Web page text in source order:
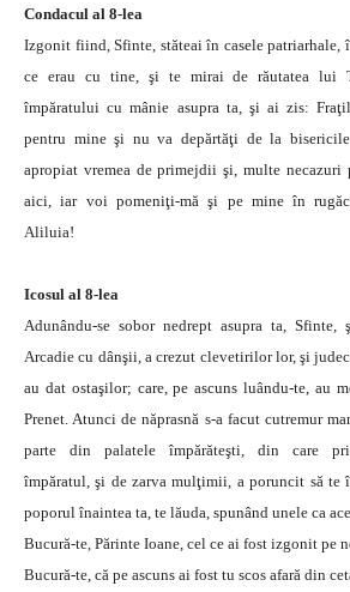
Condacul al 8-lea
Izgonit fiind, Sfinte, stăteai în casele patriarhale,
ce erau cu tine, şi te mirai de răutatea lui
împăratului cu mânie asupra ta, şi ai zis:
pentru mine şi nu va depărtăţi de la
apropiat vremea de primejdii şi, multe
aici, iar voi pomeniţi-mă şi pe mine în
Aliluia!
Icosul al 8-lea
Adunându-se sobor nedrept asupra ta, Sfinte,
Arcadie cu dânşii, a crezut clevetirilor lor, şi
au dat ostaşilor; care, pe ascuns luându-te, au
Prenet. Atunci de năprasnă s-a facut cutremur
parte din palatele împărăteşti, din care
împăratul, şi de zarva mulţimii, a poruncit să te
poporul înaintea ta, te lăuda, spunând unele ca
Bucură-te, Părinte Ioane, cel ce ai fost izgonit pe
Bucură-te, că pe ascuns ai fost tu scos afară din